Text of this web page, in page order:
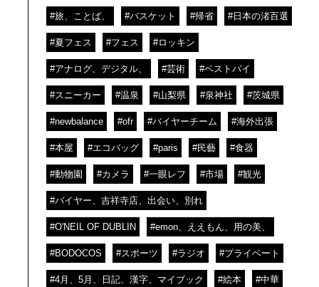
#旅、ことば、 #バスケット #帰省 #日本の渚百選
#夏フェス #フェス #ロッキン
#アナログ、デジタル、 #芸術 #ベストバイ
#スニーカー #温泉 #山梨県 #泉神社 #茨城県
#newbalance #ofr #バイヤーチーム #海外出張
#本屋 #エコバッグ #paris #民藝 #食器
#動物園 #カメラ #一眼レフ #市場 #観光
#バイヤー、吉祥寺店、出会い、別れ
#O'NEIL OF DUBLIN #emon、ええもん、用の美、
#BODOCOS #スポーツ #ラジオ #プライベート
#4月、5月、日記、漢字、マイブック #絵本 #中華